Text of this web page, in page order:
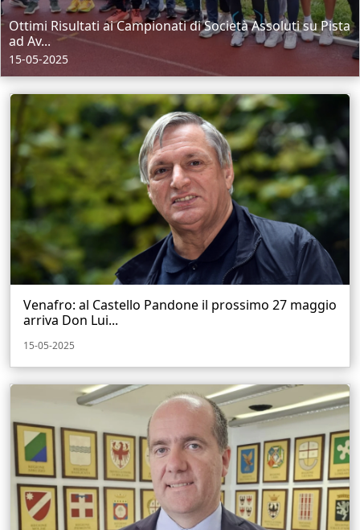
Ottimi Risultati ai Campionati di Società Assoluti su Pista
ad Av...
15-05-2025
Venafro: al Castello Pandone il prossimo 27 maggio
arriva Don Lui...
15-05-2025